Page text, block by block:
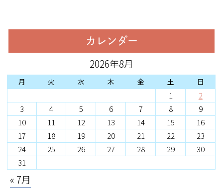
カレンダー
2026年8月
月 火 水 木 金 土 日
1
2
3
4 5 6 7 8
9
10
11 12 13 14 15
16
17
18 19 20 21 22
23
24
25 26 27 28 29
30
31
« 7月